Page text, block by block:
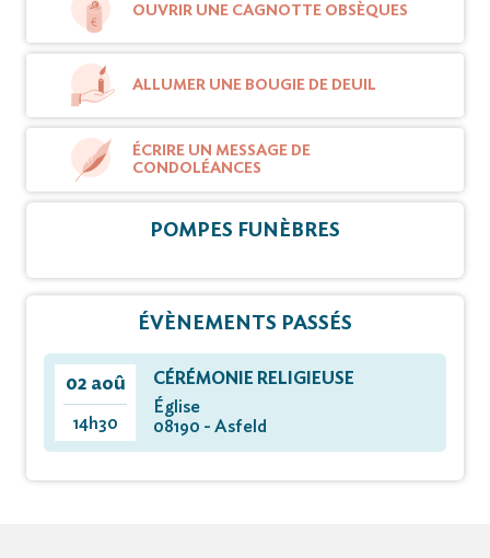
OUVRIR UNE CAGNOTTE OBSÈQUES
ALLUMER UNE BOUGIE DE DEUIL
ÉCRIRE UN MESSAGE DE
CONDOLÉANCES
POMPES FUNÈBRES
ÉVÈNEMENTS PASSÉS
02 aoû
14h30
CÉRÉMONIE RELIGIEUSE
Église
08190 - Asfeld